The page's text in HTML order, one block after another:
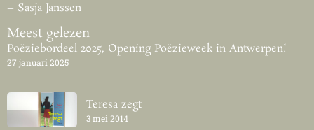
– Sasja Janssen
Meest gelezen
Poëziebordeel 2025, Opening Poëzieweek in Antwerpen!
27 januari 2025
Teresa zegt
3 mei 2014